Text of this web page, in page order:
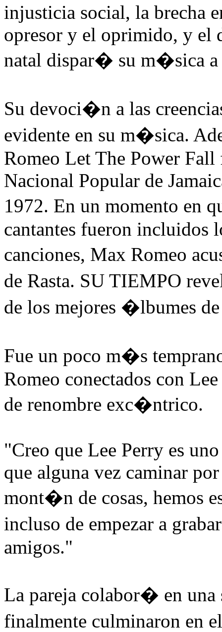
injusticia social, la brecha
opresor y el oprimido, y el
natal dispar� su m�sica a
Su devoci�n a las
evidente en su m�sica.
Romeo Let The Power
Nacional Popular de
1972. En un momento en
cantantes fueron incluidos
canciones, Max Romeo
de Rasta. SU TIEMPO
de los mejores �lbumes
Fue un poco m�s
Romeo conectados con
de renombre exc�ntrico.
"Creo que Lee Perry es
que alguna vez caminar
mont�n de cosas, hemos
incluso de empezar a
amigos."
La pareja colabor� en una
finalmente culminaron en